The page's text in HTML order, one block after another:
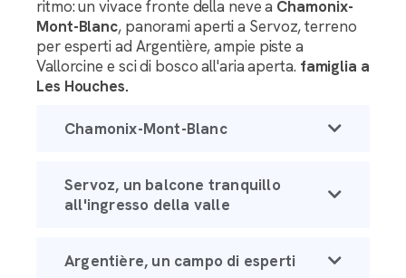
ritmo: un vivace fronte della neve a Chamonix-
Mont-Blanc, panorami aperti a Servoz, terreno
per esperti ad Argentière, ampie piste a
Vallorcine e sci di bosco all'aria aperta. famiglia a
Les Houches.
Chamonix-Mont-Blanc
Servoz, un balcone tranquillo
all'ingresso della valle
Argentière, un campo di esperti